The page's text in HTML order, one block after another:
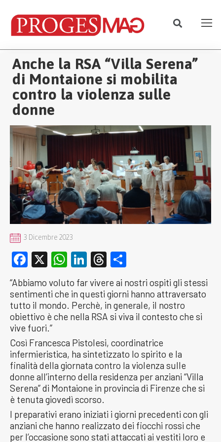
Anche la RSA “Villa Serena”
di Montaione si mobilita
contro la violenza sulle
donne
3 Dicembre 2023
Facebook
X WhatsApp
LinkedIn
Threads
“Abbiamo voluto far vivere ai nostri ospiti gli stessi
sentimenti che in questi giorni hanno attraversato
tutto il mondo. Perchè, in generale, il nostro
obiettivo è che nella RSA si viva il contesto che si
vive fuori.”
Così Francesca Pistolesi, coordinatrice
infermieristica, ha sintetizzato lo spirito e la
finalità della giornata contro la violenza sulle
donne all’interno della residenza per anziani “Villa
Serena” di Montaione in provincia di Firenze che si
è tenuta giovedì scorso.
I preparativi erano iniziati i giorni precedenti con gli
anziani che hanno realizzato dei fiocchi rossi che
per l’occasione sono stati attaccati ai vestiti loro e